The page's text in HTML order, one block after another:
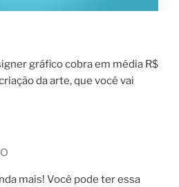
gráfico cobra em média R$
da arte, que você vai
mais! Você pode ter essa